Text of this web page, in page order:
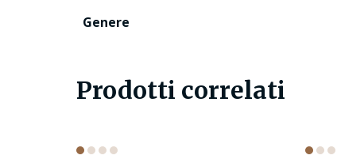
Genere
Prodotti correlati